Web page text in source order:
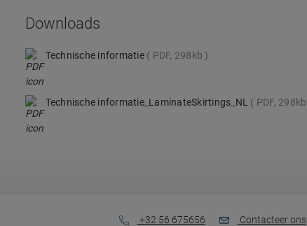
Downloads
Technische informatie PDF, 298kb
Technische informatie_LaminateSkirtings_NL PDF, 298kb
+32 56 675656 Contacteer ons